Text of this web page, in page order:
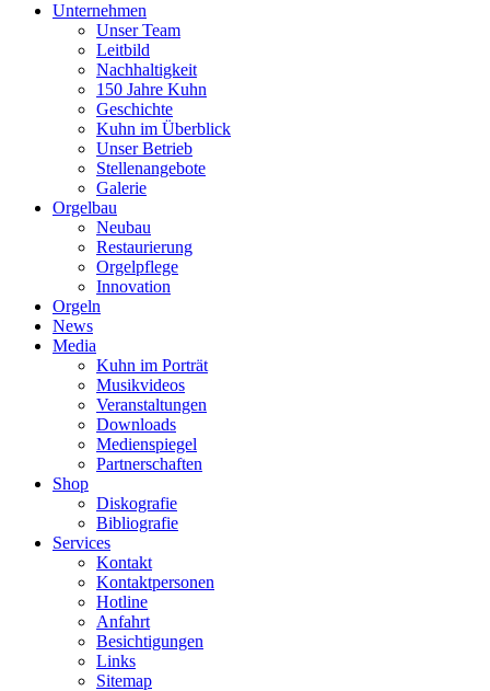
Unternehmen
Unser Team
Leitbild
Nachhaltigkeit
150 Jahre Kuhn
Geschichte
Kuhn im Überblick
Unser Betrieb
Stellenangebote
Galerie
Orgelbau
Neubau
Restaurierung
Orgelpflege
Innovation
Orgeln
News
Media
Kuhn im Porträt
Musikvideos
Veranstaltungen
Downloads
Medienspiegel
Partnerschaften
Shop
Diskografie
Bibliografie
Services
Kontakt
Kontaktpersonen
Hotline
Anfahrt
Besichtigungen
Links
Sitemap